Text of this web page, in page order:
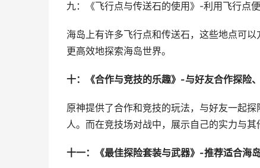
九：《飞行点与传送石的使用》-利用飞行点
海岛上有许多飞行点和传送石，这些地点可
更高效地探索海岛世界。
十：《合作与竞技的乐趣》-与好友合作探险
原神提供了合作和竞技的玩法，与好友一起
人。而在竞技场对战中，展示自己的实力与其
十一：《最佳探险套装与武器》-推荐适合海